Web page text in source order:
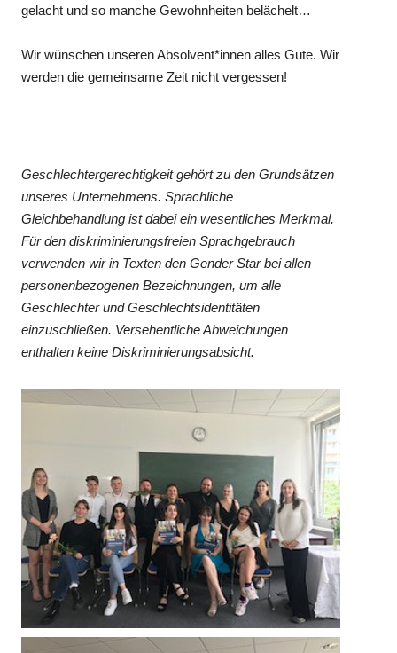
gelacht und so manche Gewohnheiten belächelt…
Wir wünschen unseren Absolvent*innen alles Gute. Wir
werden die gemeinsame Zeit nicht vergessen!
Geschlechtergerechtigkeit gehört zu den Grundsätzen
unseres Unternehmens. Sprachliche
Gleichbehandlung ist dabei ein wesentliches Merkmal.
Für den diskriminierungsfreien Sprachgebrauch
verwenden wir in Texten den Gender Star bei allen
personenbezogenen Bezeichnungen, um alle
Geschlechter und Geschlechtsidentitäten
einzuschließen. Versehentliche Abweichungen
enthalten keine Diskriminierungsabsicht.